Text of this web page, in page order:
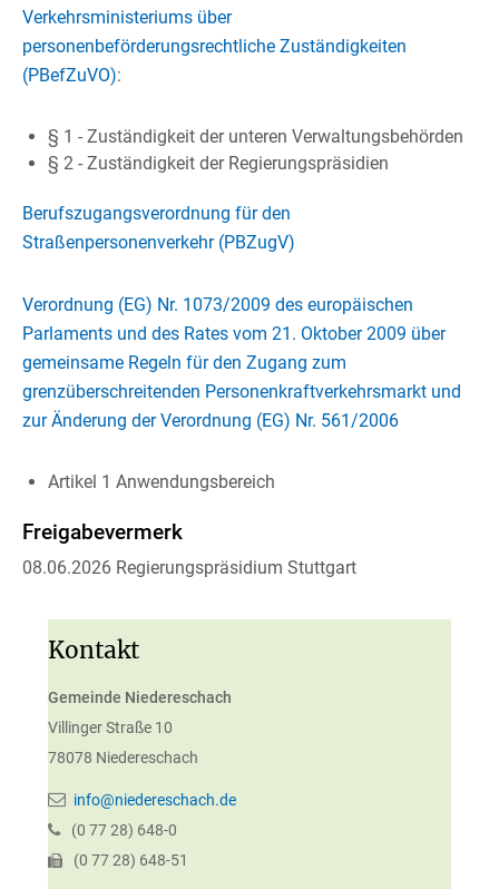
Verkehrsministeriums über
personenbeförderungsrechtliche Zuständigkeiten
(PBefZuVO):
§ 1 - Zuständigkeit der unteren Verwaltungsbehörden
§ 2 - Zuständigkeit der Regierungspräsidien
Berufszugangsverordnung für den
Straßenpersonenverkehr (PBZugV)
Verordnung (EG) Nr. 1073/2009 des europäischen
Parlaments und des Rates vom 21. Oktober 2009 über
gemeinsame Regeln für den Zugang zum
grenzüberschreitenden Personenkraftverkehrsmarkt und
zur Änderung der Verordnung (EG) Nr. 561/2006
Artikel 1 Anwendungsbereich
Freigabevermerk
08.06.2026 Regierungspräsidium Stuttgart
Kontakt
Gemeinde Niedereschach
Villinger Straße 10
78078 Niedereschach
info@niedereschach.de
(0 7728) 648-0
(0 7728) 648-51